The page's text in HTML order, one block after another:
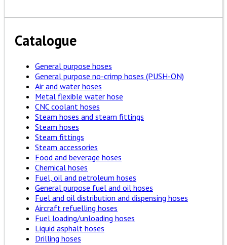
Catalogue
General purpose hoses
General purpose no-crimp hoses (PUSH-ON)
Air and water hoses
Metal flexible water hose
CNC coolant hoses
Steam hoses and steam fittings
Steam hoses
Steam fittings
Steam accessories
Food and beverage hoses
Chemical hoses
Fuel, oil and petroleum hoses
General purpose fuel and oil hoses
Fuel and oil distribution and dispensing hoses
Aircraft refuelling hoses
Fuel loading/unloading hoses
Liquid asphalt hoses
Drilling hoses